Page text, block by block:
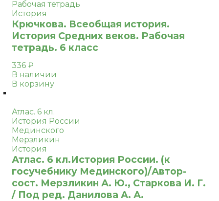
Рабочая тетрадь
История
Крючкова. Всеобщая история.
История Средних веков. Рабочая
тетрадь. 6 класс
336 ₽
В наличии
В корзину
Атлас. 6 кл.
История России
Мединского
Мерзликин
История
Атлас. 6 кл.История России. (к
госучебнику Мединского)/Автор-
сост. Мерзликин А. Ю., Старкова И. Г.
/ Под ред. Данилова А. А.